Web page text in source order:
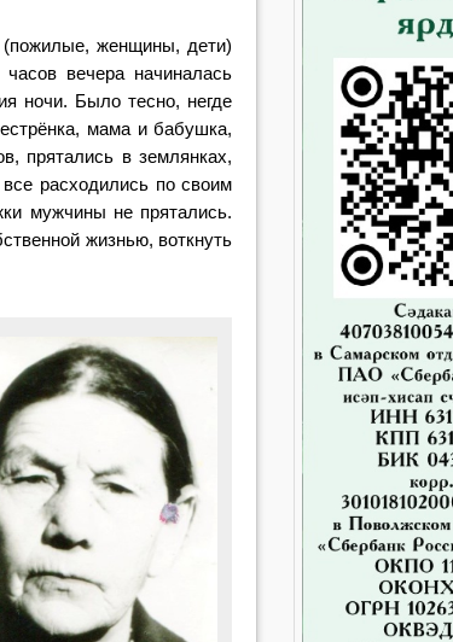
женщины, дети)
вечера начиналась
ночи. Было тесно, негде
мама и бабушка,
прятались в землянках,
расходились по своим
мужчины не прятались.
жизнью, воткнуть